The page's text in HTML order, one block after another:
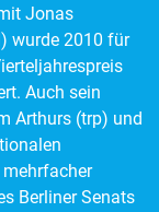
Jonas
wurde 2010 für
Auch sein
Arthurs (trp) und
Berliner Senats